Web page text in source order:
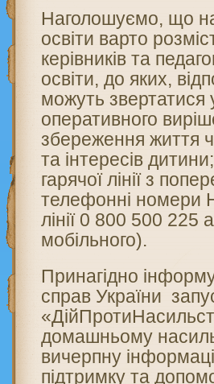
Наголошуємо, що
освіти варто
керівників та
освіти, до яких,
можуть звертатися
оперативного
збереження життя
та інтересів
гарячої лінії з
телефонні номери
лінії 0 800 500 225
мобільного).
Принагідно
справ України
домашньому
вичерпну
підтримку та